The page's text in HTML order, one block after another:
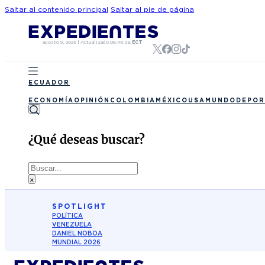
Saltar al contenido principal Saltar al pie de página
agosto 9, 2026 | Actualizado 08:46:38 ECT
ECUADOR
ECONOMÍA OPINIÓN COLOMBIA MÉXICO USA MUNDO
¿Qué deseas buscar?
Buscar
×
SPOTLIGHT
POLÍTICA
VENEZUELA
DANIEL NOBOA
MUNDIAL 2026